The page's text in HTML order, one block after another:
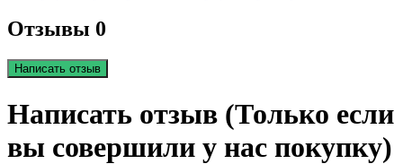
Отзывы 0
Написать отзыв
Написать отзыв (Только если
вы совершили у нас покупку)